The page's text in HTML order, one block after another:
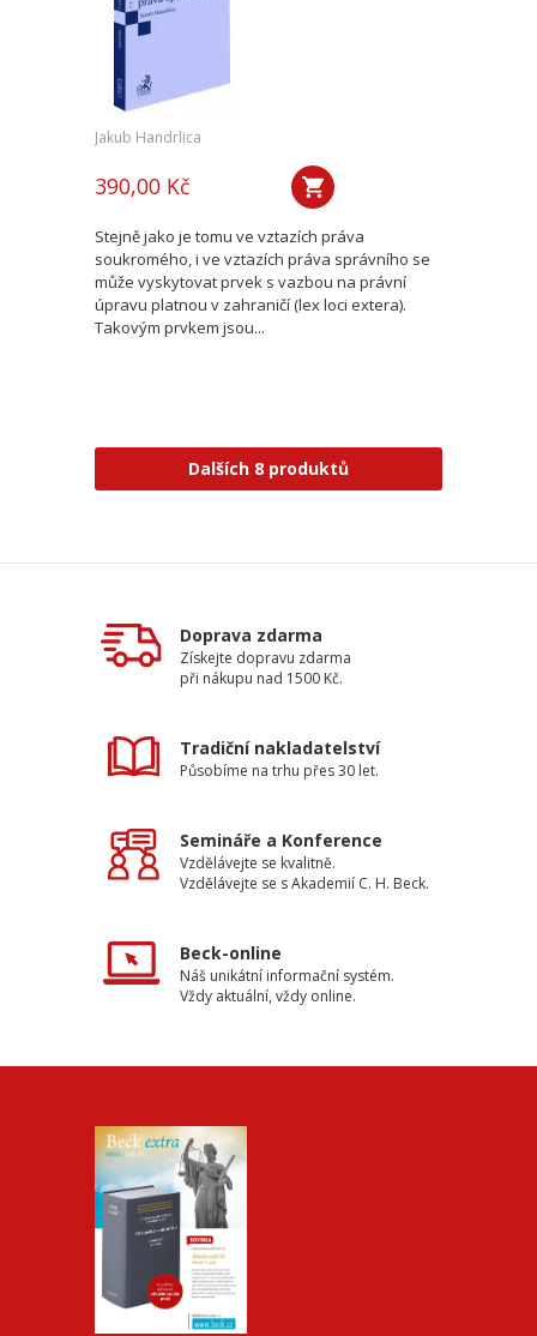
Jakub Handrlica
390,00 Kč
Stejně jako je tomu ve vztazích práva
soukromého, i ve vztazích práva správního se
může vyskytovat prvek s vazbou na právní
úpravu platnou v zahraničí (lex loci extera).
Takovým prvkem jsou...
Dalších 8 produktů
Doprava zdarma
Získejte dopravu zdarma
při nákupu nad 1500 Kč.
Tradiční nakladatelství
Působíme na trhu přes 30 let.
Semináře a Konference
Vzdělávejte se kvalitně.
Vzdělávejte se s Akademií C. H. Beck.
Beck-online
Náš unikátní informační systém.
Vždy aktuální, vždy online.